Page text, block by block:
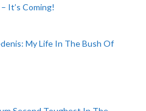
It’s Coming!
My Life In The Bush Of